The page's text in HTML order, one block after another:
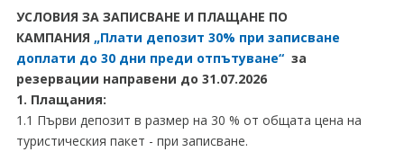
УСЛОВИЯ ЗА ЗАПИСВАНЕ И ПЛАЩАНЕ ПО
КАМПАНИЯ „Плати депозит 30% при записване
доплати до 30 дни преди отпътуване“за
резервации направени до 31.07.2026
1. Плащания:
1.1 Първи депозит в размер на 30 % от общата цена на
туристическия пакет - при записване.